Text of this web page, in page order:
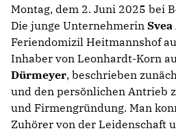
Montag, dem 2. Juni 2025 bei
Die junge Unternehmerin Svea
Feriendomizil Heitmannshof
Inhaber von Leonhardt-Korn
Dürmeyer, beschrieben
und den persönlichen Antrieb
und Firmengründung. Man
Zuhörer von der Leidenschaft